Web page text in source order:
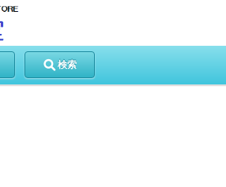
検索